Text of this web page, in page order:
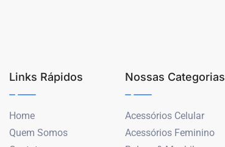
Links Rápidos
Home
Quem Somos
Nossas Categorias
Acessórios Celular
Acessórios Feminino